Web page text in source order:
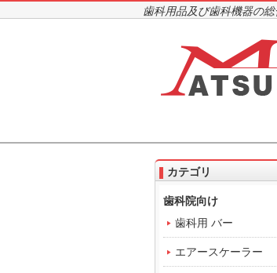
歯科用品及び歯科機器の
カテゴリ
歯科院向け
歯科用 バー
エアースケーラー